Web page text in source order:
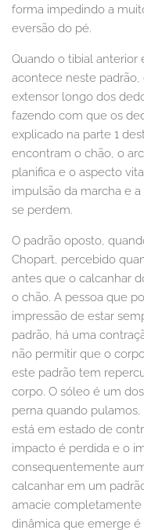
forma impedindo a
eversão do pé.
Quando o tibial
acontece neste
extensor longo dos
fazendo com que os
explicado na parte 1
encontram o chão, o
planifica e o aspecto
impulsão da marcha e
se perdem.
O padrão oposto,
Chopart, percebido
antes que o calcanhar
o chão. A pessoa que
impressão de estar
padrão, há uma
não permitir que o
este padrão tem
corpo. O sóleo é um
perna quando
está em estado de
impacto é perdida e o
consequentemente
calcanhar em um
amacie completamente
dinâmica que emerge